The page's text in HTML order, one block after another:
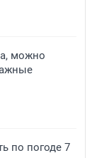
можно
по погоде 7